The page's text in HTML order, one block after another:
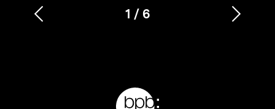
Karussellinhalt
1
von
/ 6
Vorherigen